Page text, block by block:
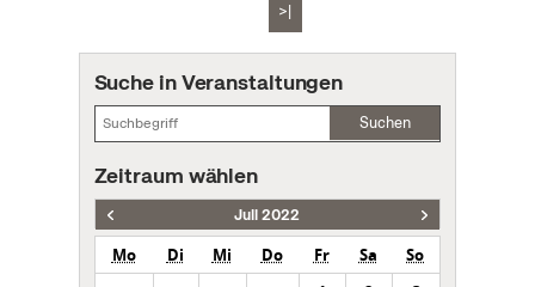
>|
Suche in Veranstaltungen
Suchen
Zeitraum wählen
Juli 2022
Mo Di Mi Do Fr Sa
So